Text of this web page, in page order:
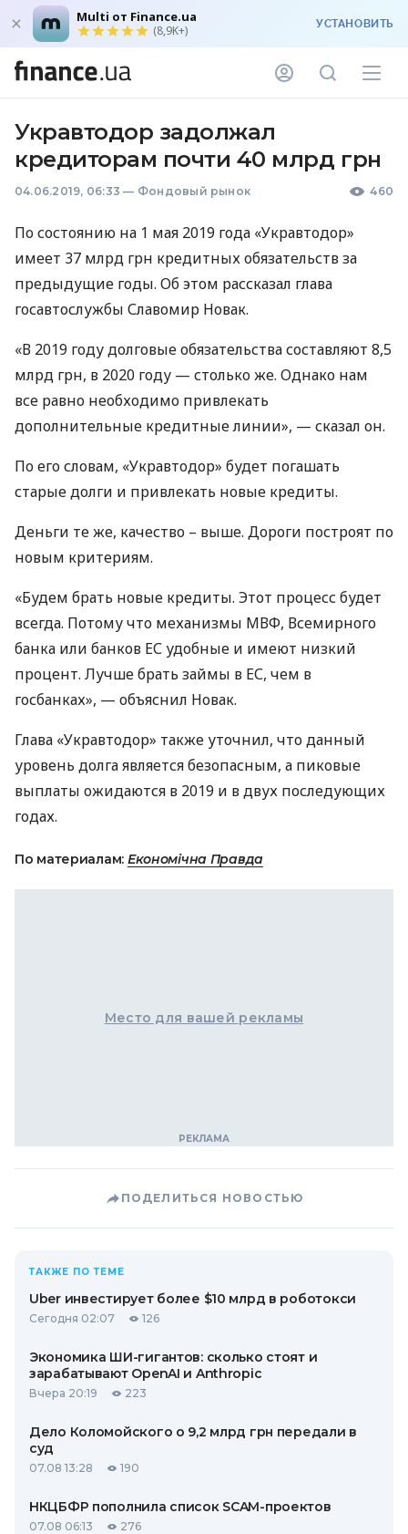
Multi от Finance.ua
(8,9K+) УСТАНОВИТЬ
Укравтодор задолжал
кредиторам почти 40 млрд грн
04.06.2019, 06:33 — Фондовый рынок 460
По состоянию на 1 мая 2019 года «Укравтодор»
имеет 37 млрд грн кредитных обязательств за
предыдущие годы. Об этом рассказал глава
госавтослужбы Славомир Новак.
«В 2019 году долговые обязательства составляют 8,5
млрд грн, в 2020 году — столько же. Однако нам
все равно необходимо привлекать
дополнительные кредитные линии», — сказал он.
По его словам, «Укравтодор» будет погашать
старые долги и привлекать новые кредиты.
Деньги те же, качество – выше. Дороги построят по
новым критериям.
«Будем брать новые кредиты. Этот процесс будет
всегда. Потому что механизмы МВФ, Всемирного
банка или банков ЕС удобные и имеют низкий
процент. Лучше брать займы в ЕС, чем в
госбанках», — объяснил Новак.
Глава «Укравтодор» также уточнил, что данный
уровень долга является безопасным, а пиковые
выплаты ожидаются в 2019 и в двух последующих
годах.
По материалам: Економічна Правда
Место для вашей рекламы
ПОДЕЛИТЬСЯ НОВОСТЬЮ
ТАКЖЕ ПО ТЕМЕ
Uber инвестирует более $10 млрд в роботокси
Сегодня 02:07 126
Экономика ШИ-гигантов: сколько стоят и
зарабатывают OpenAI и Anthropic
Вчера 20:19 223
Дело Коломойского о 9,2 млрд грн передали в
суд
07.08 13:28 190
НКЦБФР пополнила список SCAM-проектов
07.08 06:13 276